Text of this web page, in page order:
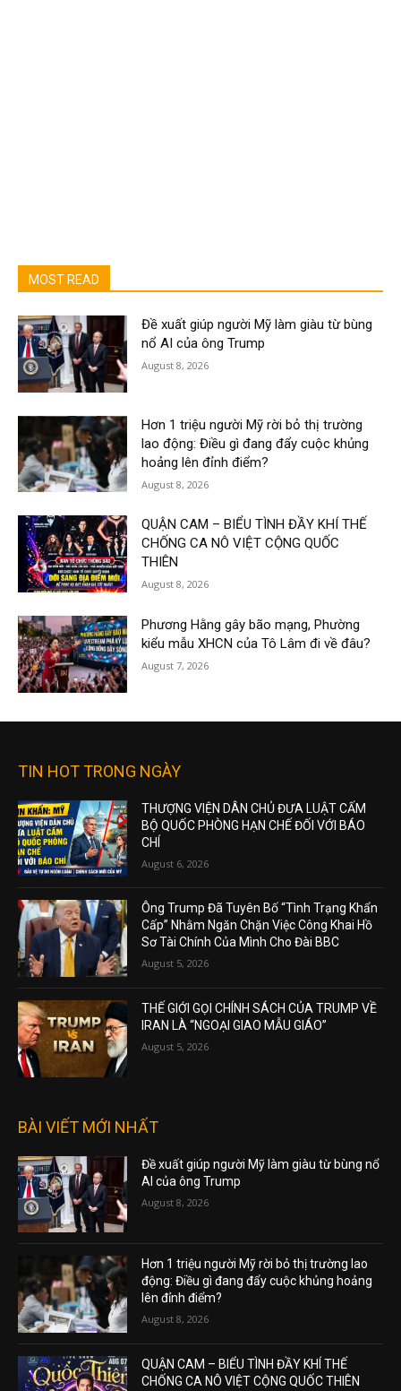
MOST READ
Đề xuất giúp người Mỹ làm giàu từ bùng
nổ AI của ông Trump
August 8, 2026
Hơn 1 triệu người Mỹ rời bỏ thị trường
lao động: Điều gì đang đẩy cuộc khủng
hoảng lên đỉnh điểm?
August 8, 2026
QUẬN CAM – BIỂU TÌNH ĐẦY KHÍ THẾ
CHỐNG CA NÔ VIỆT CỘNG QUỐC
THIÊN
August 8, 2026
Phương Hằng gây bão mạng, Phường
kiểu mẫu XHCN của Tô Lâm đi về đâu?
August 7, 2026
TIN HOT TRONG NGÀY
THƯỢNG VIỆN DÂN CHỦ ĐƯA LUẬT CẤM
BỘ QUỐC PHÒNG HẠN CHẾ ĐỐI VỚI BÁO
CHÍ
August 6, 2026
Ông Trump Đã Tuyên Bố “Tình Trạng Khẩn
Cấp” Nhằm Ngăn Chặn Việc Công Khai Hồ
Sơ Tài Chính Của Mình Cho Đài BBC
August 5, 2026
THẾ GIỚI GỌI CHÍNH SÁCH CỦA TRUMP VỀ
IRAN LÀ “NGOẠI GIAO MẪU GIÁO”
August 5, 2026
BÀI VIẾT MỚI NHẤT
Đề xuất giúp người Mỹ làm giàu từ bùng nổ
AI của ông Trump
August 8, 2026
Hơn 1 triệu người Mỹ rời bỏ thị trường lao
động: Điều gì đang đẩy cuộc khủng hoảng
lên đỉnh điểm?
August 8, 2026
QUẬN CAM – BIỂU TÌNH ĐẦY KHÍ THẾ
CHỐNG CA NÔ VIỆT CỘNG QUỐC THIÊN